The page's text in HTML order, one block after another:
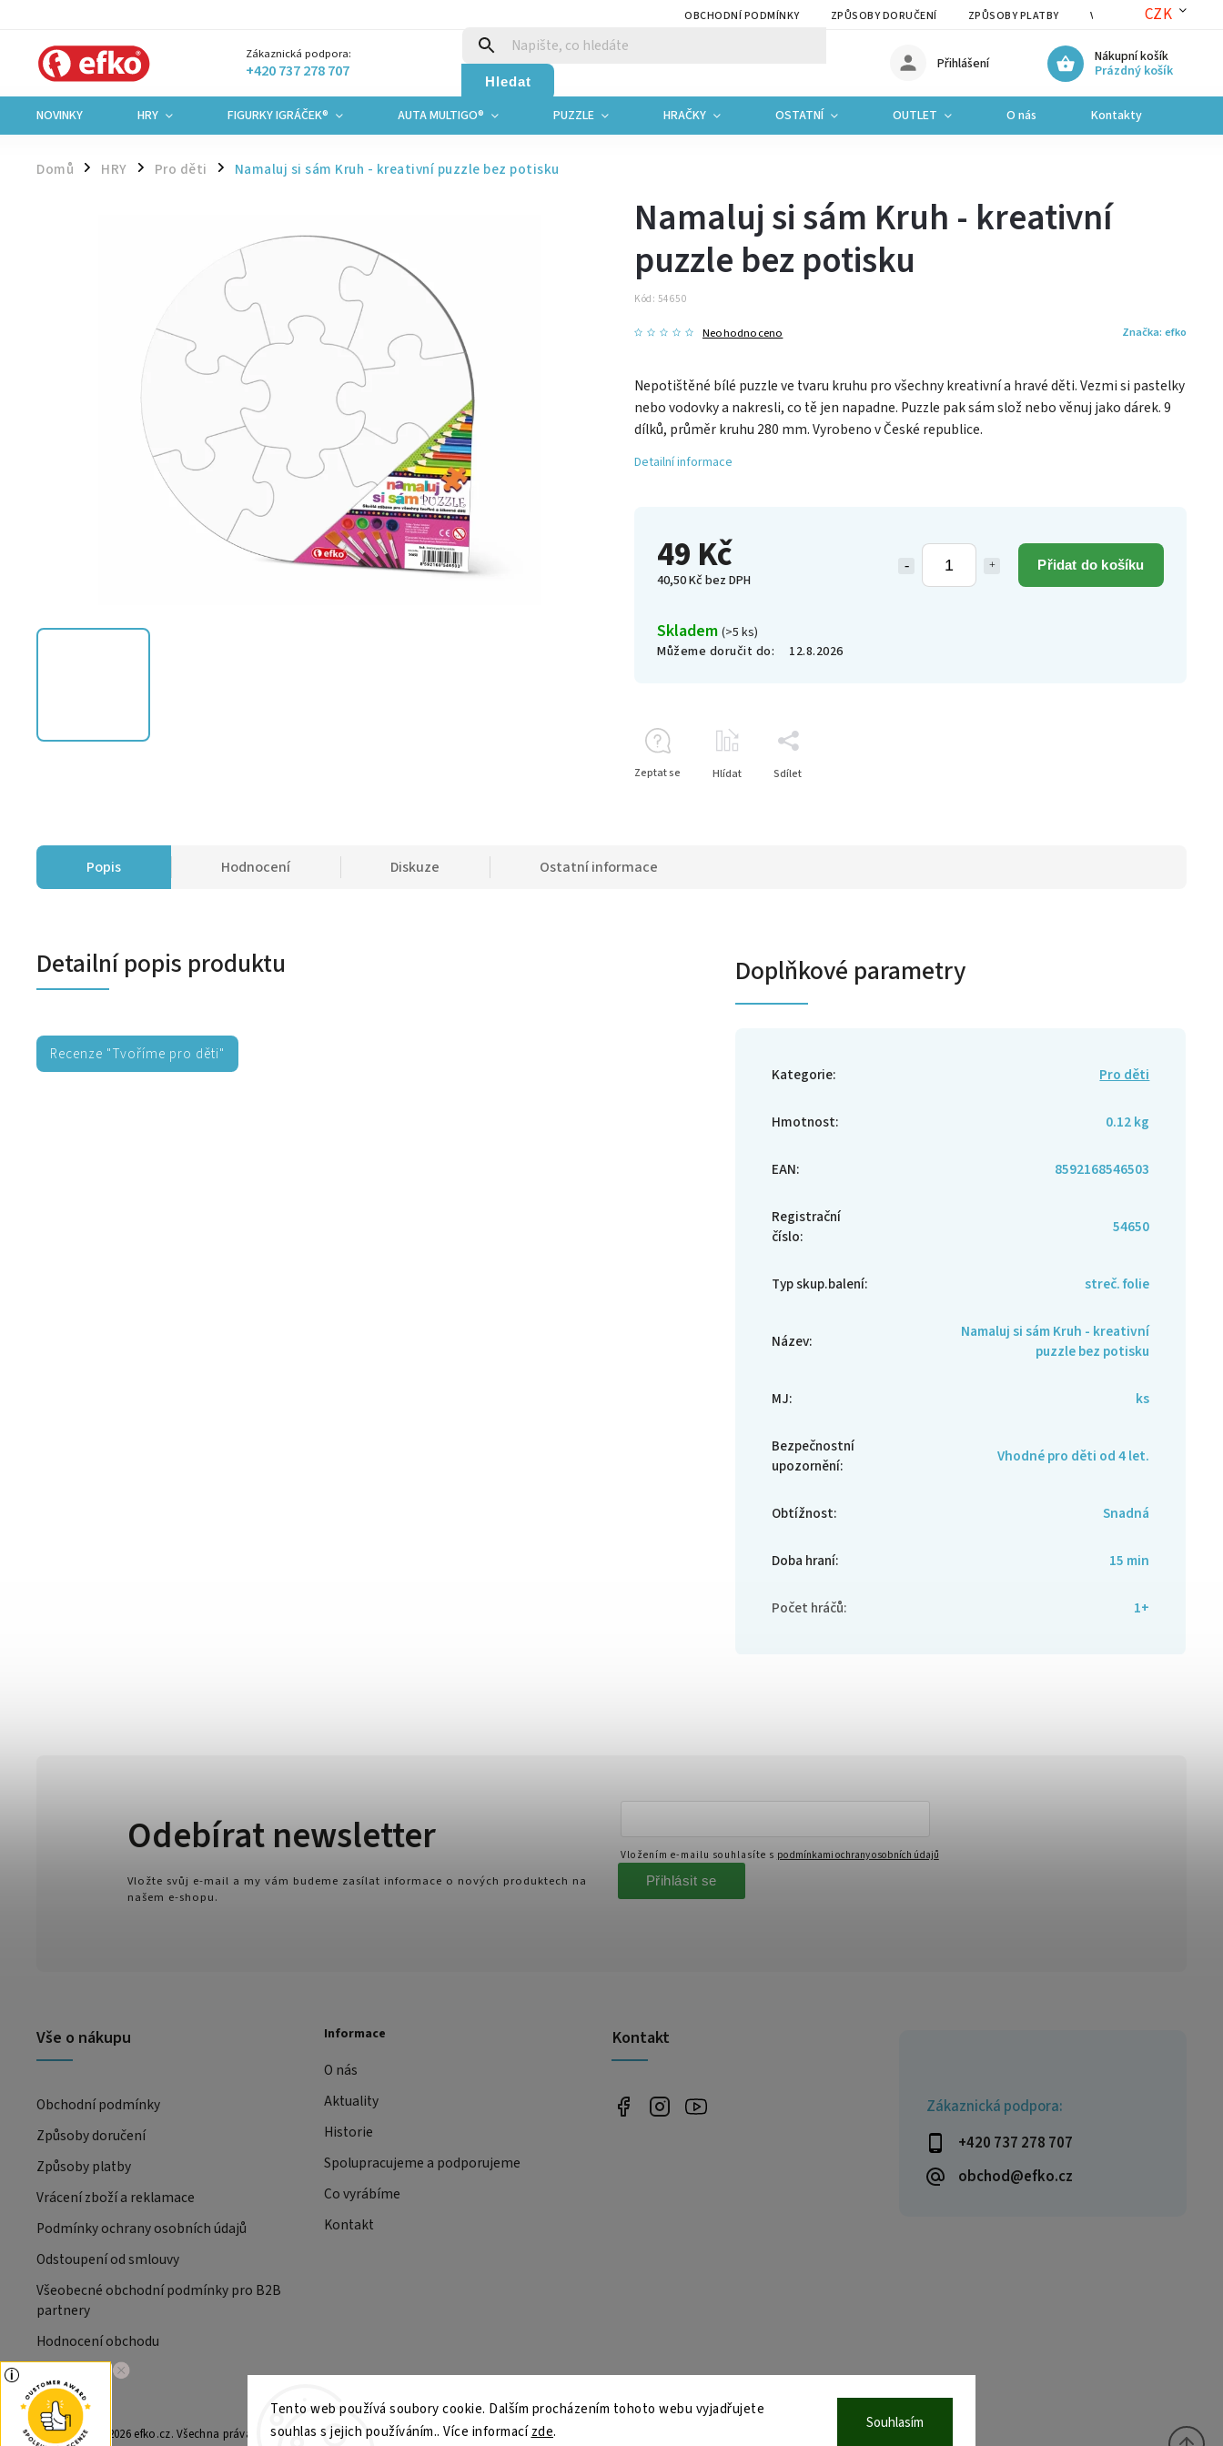
Tento web používá soubory cookie. Dalším procházením tohoto webu vyjadřujete
souhlas s jejich používáním.. Více informacízde. Souhlasím
OBCHODNÍ PODMÍNKY ZPŮSOBY DORUČENÍ ZPŮSOBY PLATBY VRÁCENÍ ZBOŽÍ A
CZK
Zákaznická podpora:
+420 737 278 707 Hledat
Nákupní košík
Prázdný košík
Přihlášení
NOVINKY HRY FIGURKY IGRÁČEK® AUTA MULTIGO® PUZZLE HRAČKY OSTATNÍ OUTLET O nás Kontakty
Domů / HRY / Pro děti / Namaluj si sám Kruh - kreativní puzzle bez potisku
49 Kč
40,50 Kč bez DPH
Přidat do košíku
Skladem (>5 ks)
Můžeme doručit do:
12.8.2026
Namaluj si sám Kruh - kreativní
puzzle bez potisku
Kód: 54650
Neohodnoceno Značka: efko
Nepotištěné bílé puzzle ve tvaru kruhu pro všechny kreativní a hravé děti. Vezmi si pastelky
nebo vodovky a nakresli, co tě jen napadne. Puzzle pak sám slož nebo věnuj jako dárek. 9
dílků, průměr kruhu 280 mm. Vyrobeno v České republice.
Detailní informace
Zeptat se Hlídat Sdílet
Popis Hodnocení Diskuze Ostatní informace
Detailní popis produktu
Recenze "Tvoříme pro děti"
Doplňkové parametry
Kategorie: Pro děti
Hmotnost: 0.12 kg
EAN: 8592168546503
Registrační
číslo: 54650
Typ skup.balení: streč. folie
Název:
Namaluj si sám Kruh - kreativní
puzzle bez potisku
MJ: ks
Bezpečnostní
upozornění: Vhodné pro děti od 4 let.
Obtížnost: Snadná
Doba hraní: 15 min
Počet hráčů: 1+
Zákaznická podpora:
+420 737 278 707
obchod@efko.cz
Vše o nákupu
Obchodní podmínky
Způsoby doručení
Způsoby platby
Vrácení zboží a reklamace
Podmínky ochrany osobních údajů
Odstoupení od smlouvy
Všeobecné obchodní podmínky pro B2B
partnery
Hodnocení obchodu
Informace
O nás
Aktuality
Historie
Spolupracujeme a podporujeme
Co vyrábíme
Kontakt
Odebírat newsletter
Vložte svůj e-mail a my vám budeme zasílat informace o nových produktech na
našem e-shopu.
Vložením e-mailu souhlasíte s podmínkami ochrany osobních údajů
Přihlásit se
Kontakt
Copyright 2026 efko.cz. Všechna práva vyhrazena.